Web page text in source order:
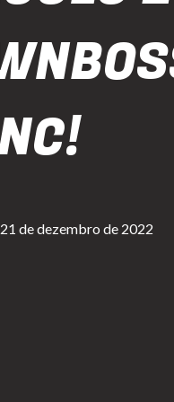
21 de dezembro de 2022